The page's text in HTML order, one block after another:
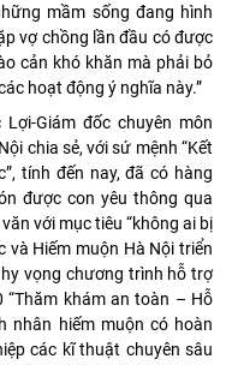
mầm sống đang hình
vợ chồng lần đầu có được
cản khó khăn mà phải bỏ
hoạt động ý nghĩa này.”
Giám đốc chuyên môn
chia sẻ, với sứ mệnh “Kết
tính đến nay, đã có hàng
được con yêu thông qua
với mục tiêu “không ai bị
và Hiếm muộn Hà Nội triển
vọng chương trình hỗ trợ
khám an toàn – Hỗ
nhân hiếm muộn có hoàn
các kĩ thuật chuyên sâu